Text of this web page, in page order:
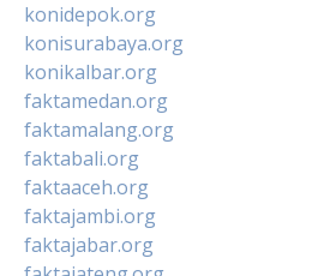
konidepok.org
konisurabaya.org
konikalbar.org
faktamedan.org
faktamalang.org
faktabali.org
faktaaceh.org
faktajambi.org
faktajabar.org